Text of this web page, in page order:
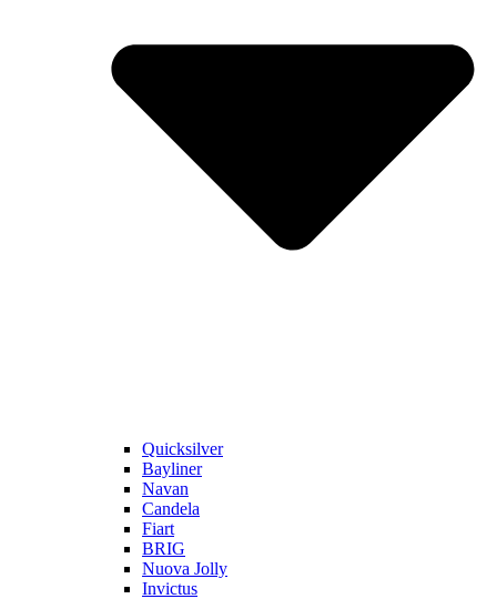
Quicksilver
Bayliner
Navan
Candela
Fiart
BRIG
Nuova Jolly
Invictus